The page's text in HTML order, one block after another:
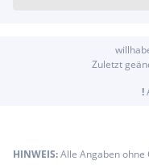
Zuletzt
!
HINWEIS:Alle Angaben ohne